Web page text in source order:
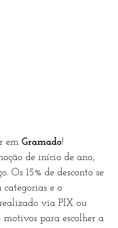
em Gramado!
de início de ano,
Os 15% de desconto se
e o
via PIX ou
motivos para escolher a